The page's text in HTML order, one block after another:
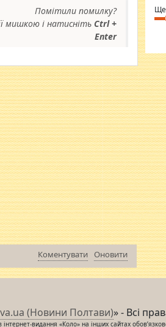
Помітили помилку?
мишкою і натисніть Ctrl +
Enter
Оновити
Коментувати
Ще
(Новини Полтави)» - Всі
інтернет-видання «Коло» на інших сайтах